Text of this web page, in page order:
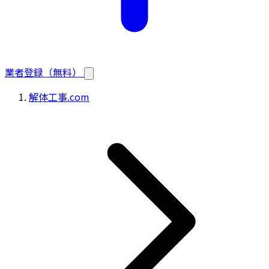
業者登録（無料）
解体工事.com